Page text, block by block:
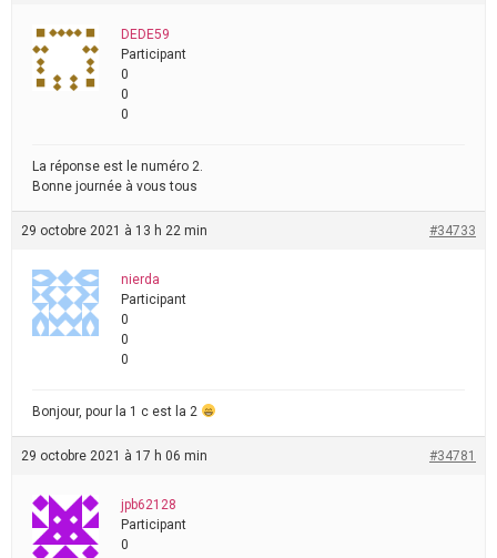
DEDE59
Participant
0
0
0
La réponse est le numéro 2.
Bonne journée à vous tous
29 octobre 2021 à 13 h 22 min #34733
nierda
Participant
0
0
0
Bonjour, pour la 1 c est la 2
29 octobre 2021 à 17 h 06 min #34781
jpb62128
Participant
0